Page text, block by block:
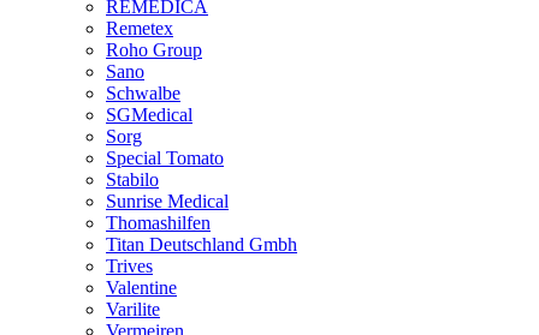
REMEDICA
Remetex
Roho Group
Sano
Schwalbe
SGMedical
Sorg
Special Tomato
Stabilo
Sunrise Medical
Thomashilfen
Titan Deutschland Gmbh
Trives
Valentine
Varilite
Vermeiren